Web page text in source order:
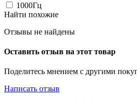
1000Гц
Найти похожие
Отзывы не найдены
Оставить отзыв на этот товар
Поделитесь мнением с другими
Написать отзыв